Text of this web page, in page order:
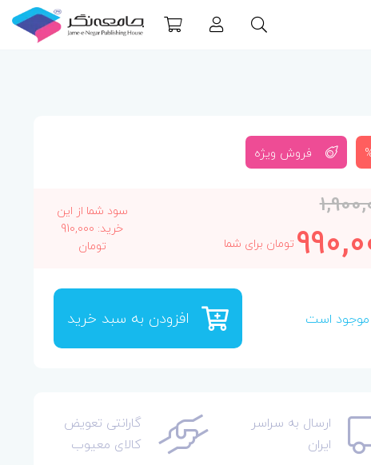
فروش ویژه
تومان برای شما
سود شما از این
خرید: 910,000
تومان
موجود است افزودن به سبد خرید
ارسال به سراسر
ایران
گارانتی تعویض
کالای معیوب